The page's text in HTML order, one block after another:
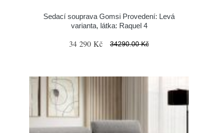
Sedací souprava Gomsi Provedení: Levá
varianta, látka: Raquel 4
34 290 Kč 34290.00 Kč